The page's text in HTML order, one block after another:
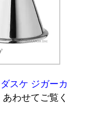
スケ ジガーカ
あわせてご覧く